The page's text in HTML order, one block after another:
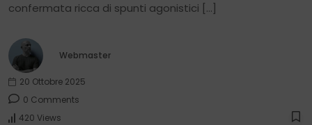
confermata ricca di spunti agonistici […]
Webmaster
20 Ottobre 2025
0 Comments
420 Views